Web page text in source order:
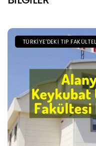
TÜRKIYE'DEKI TIP